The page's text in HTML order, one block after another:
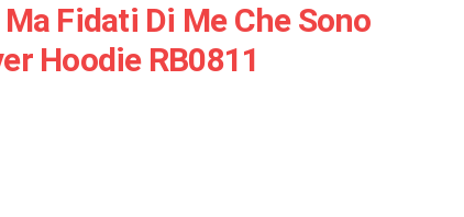
Fidati Di Me Che Sono
Hoodie RB0811